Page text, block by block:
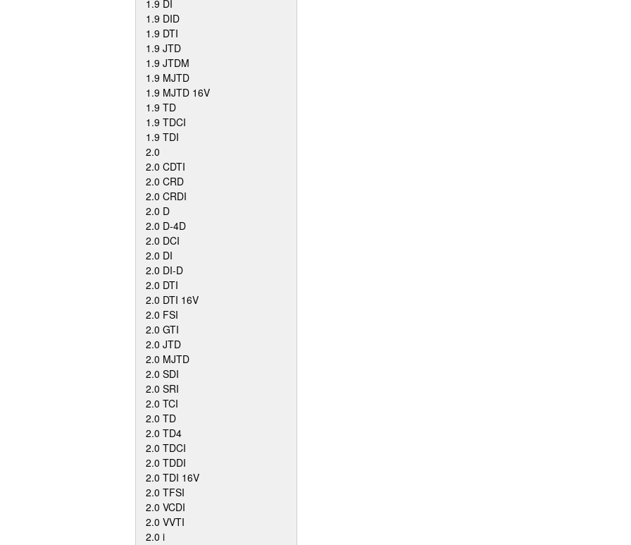
1.9 DI
1.9 DID
1.9 DTI
1.9 JTD
1.9 JTDM
1.9 MJTD
1.9 MJTD 16V
1.9 TD
1.9 TDCI
1.9 TDI
2.0
2.0 CDTI
2.0 CRD
2.0 CRDI
2.0 D
2.0 D-4D
2.0 DCI
2.0 DI
2.0 DI-D
2.0 DTI
2.0 DTI 16V
2.0 FSI
2.0 GTI
2.0 JTD
2.0 MJTD
2.0 SDI
2.0 SRI
2.0 TCI
2.0 TD
2.0 TD4
2.0 TDCI
2.0 TDDI
2.0 TDI 16V
2.0 TFSI
2.0 VCDI
2.0 VVTI
2.0 i